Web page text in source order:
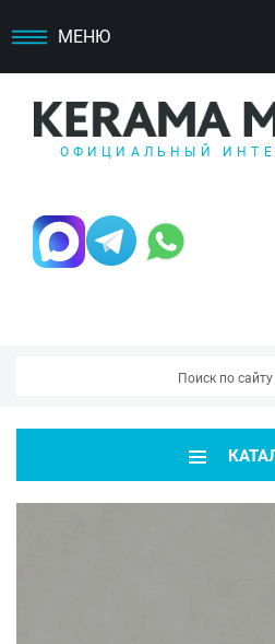
МЕНЮ
ОФИЦИАЛЬНЫЙ